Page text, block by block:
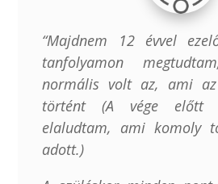
“Majdnem 12 évvel
tanfolyamon
normális volt az, ami az
történt (A vége előtt
elaludtam, ami komoly
adott.)